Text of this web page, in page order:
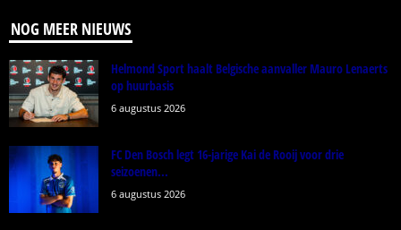
NOG MEER NIEUWS
Helmond Sport haalt Belgische aanvaller Mauro Lenaerts
op huurbasis
6 augustus 2026
FC Den Bosch legt 16-jarige Kai de Rooij voor drie
seizoenen...
6 augustus 2026